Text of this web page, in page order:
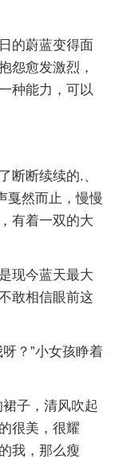
的蔚蓝变得面
怨愈发激烈，
种能力，可以
断断续续的.、
戛然而止，慢慢
有着一双的大
现今蓝天最大
敢相信眼前这
？”小女孩睁着
子，清风吹起
很美，很耀
我，那么瘦